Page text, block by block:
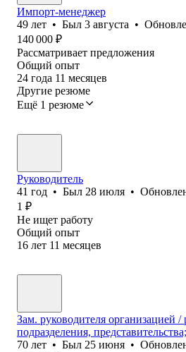
Импорт-менеджер
49 лет • Был 3 августа •
140 000 ₽
Рассматривает предложения
Общий опыт
24 года 11 месяцев
Другие резюме
Ещё 1 резюме
Руководитель
41 год • Был 28 июля •
1 ₽
Не ищет работу
Общий опыт
16 лет 11 месяцев
Зам. руководителя организацией /
подразделения,
70 лет • Был 25 июня •